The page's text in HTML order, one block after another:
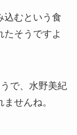
込むという食
たそうですよ
で、水野美紀
せんね。